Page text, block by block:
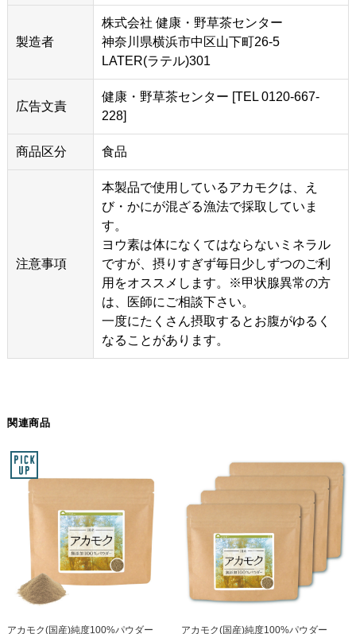
製造者
株式会社 健康・野草茶センター
神奈川県横浜市中区山下町26-5
LATER(ラテル)301
広告文責
健康・野草茶センター [TEL 0120-667-
228]
商品区分 食品
注意事項
本製品で使用しているアカモクは、え
び・かにが混ざる漁法で採取していま
す。
ヨウ素は体になくてはならないミネラル
ですが、摂りすぎず毎日少しずつのご利
用をオススメします。※甲状腺異常の方
は、医師にご相談下さい。
一度にたくさん摂取するとお腹がゆるく
なることがあります。
関連商品
アカモク(国産)純度100%パウダー アカモク(国産)純度100%パウダー